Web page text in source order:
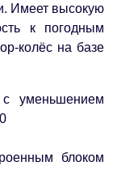
Имеет высокую
к погодным
колёс на базе
с уменьшением
блоком